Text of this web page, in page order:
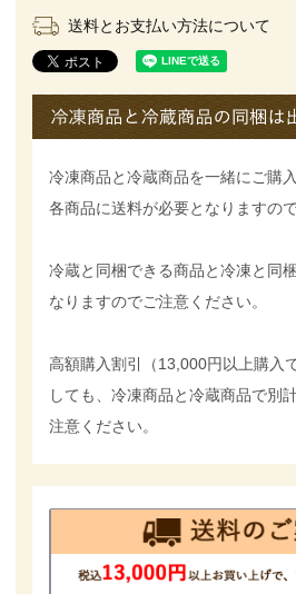
送料とお支払い方法について
冷凍商品と冷蔵商品を一緒にご購
各商品に送料が必要となりますの
冷蔵と同梱できる商品と冷凍と同
なりますのでご注意ください。
高額購入割引（13,000円以上購入
しても、冷凍商品と冷蔵商品で別
注意ください。